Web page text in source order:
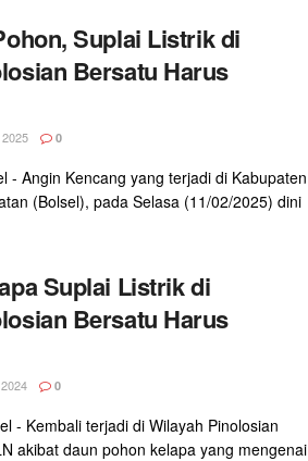
Suplai Listrik di
Bersatu Harus
0
- Angin Kencang yang terjadi di Kabupaten
(Bolsel), pada Selasa (11/02/2025) dini
Suplai Listrik di
Bersatu Harus
0
- Kembali terjadi di Wilayah Pinolosian
akibat daun pohon kelapa yang mengenai